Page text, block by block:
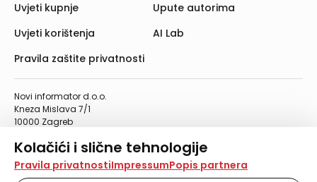
Kolačići i slične tehnologije
Na našoj web stranici koristimo kolačiće i slične
tehnologije za pohranu, čitanje i obradu informacija na
Pravila privatnostiImpressumPopis partnera
Novi informator d.o.o.
Kneza Mislava 7/1
10000 Zagreb
Telefaks: 01/4612-553
info@informator.hr
Uvjeti kupnje
Uvjeti korištenja
Pravila zaštite privatnosti
Upute autorima
AI Lab